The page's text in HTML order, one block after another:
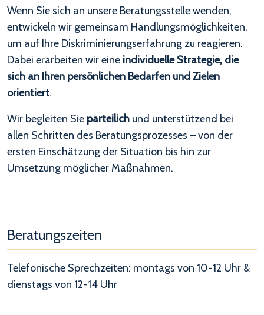
Wenn Sie sich an unsere Beratungsstelle wenden,
entwickeln wir gemeinsam Handlungsmöglichkeiten,
um auf Ihre Diskriminierungserfahrung zu reagieren.
Dabei erarbeiten wir eine individuelle Strategie, die
sich an Ihren persönlichen Bedarfen und Zielen
orientiert.
Wir begleiten Sie parteilich und unterstützend bei
allen Schritten des Beratungsprozesses – von der
ersten Einschätzung der Situation bis hin zur
Umsetzung möglicher Maßnahmen.
Beratungszeiten
Telefonische Sprechzeiten: montags von 10-12 Uhr &
dienstags von 12-14 Uhr